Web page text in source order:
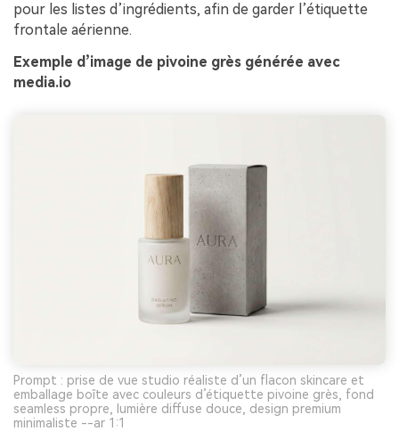
pour les listes d’ingrédients, afin de garder l’étiquette
frontale aérienne.
Exemple d’image de pivoine grès générée avec
media.io
Prompt : prise de vue studio réaliste d’un flacon skincare et
emballage boîte avec couleurs d’étiquette pivoine grès, fond
seamless propre, lumière diffuse douce, design premium
minimaliste --ar 1:1